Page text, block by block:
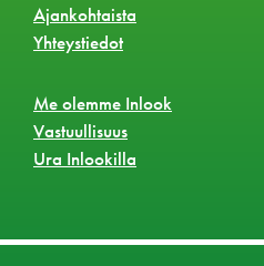
Ajankohtaista
Yhteystiedot
Me olemme Inlook
Vastuullisuus
Ura Inlookilla